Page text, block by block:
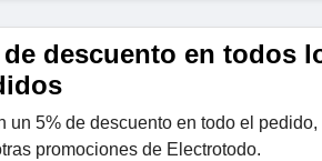
de descuento en todos
un 5% de descuento en todo el
promociones de Electrotodo.